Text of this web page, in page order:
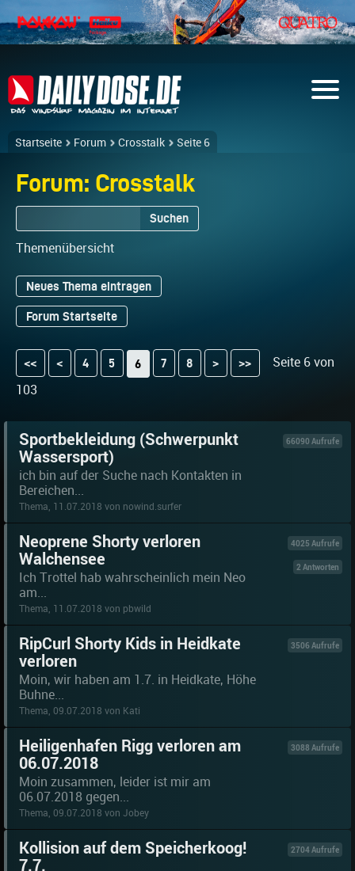
Startseite Forum Crosstalk Seite 6
Forum: Crosstalk
Suchen
Themenübersicht
Neues Thema eintragen
Forum Startseite
<< < 4 5 6 7 8 > >>
Seite 6 von
103
Sportbekleidung (Schwerpunkt
Wassersport)
ich bin auf der Suche nach Kontakten in
Bereichen...
Thema, 11.07.2018 von nowind.surfer
66090 Aufrufe
Neoprene Shorty verloren
Walchensee
Ich Trottel hab wahrscheinlich mein Neo
am...
Thema, 11.07.2018 von pbwild
4025 Aufrufe
2 Antworten
RipCurl Shorty Kids in Heidkate
verloren
Moin, wir haben am 1.7. in Heidkate, Höhe
Buhne...
Thema, 09.07.2018 von Kati
3506 Aufrufe
Heiligenhafen Rigg verloren am
06.07.2018
Moin zusammen, leider ist mir am
06.07.2018 gegen...
Thema, 09.07.2018 von Jobey
3088 Aufrufe
Kollision auf dem Speicherkoog!
7.7.
2704 Aufrufe